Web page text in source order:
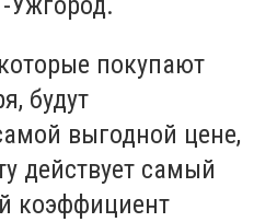
покупают
будут
выгодной цене,
действует самый
коэффициент